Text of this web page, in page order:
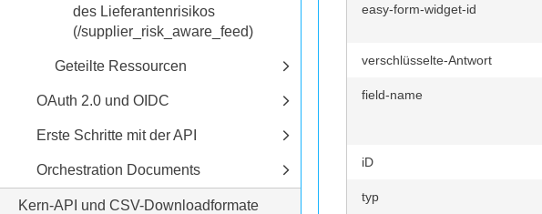
easy-form-widget-id
verschlüsselte-Antwort
field-name
iD
typ
des Lieferantenrisikos
(/supplier_risk_aware_feed)
Geteilte Ressourcen
OAuth 2.0 und OIDC
Erste Schritte mit der API
Orchestration Documents
Kern-API und CSV-Downloadformate